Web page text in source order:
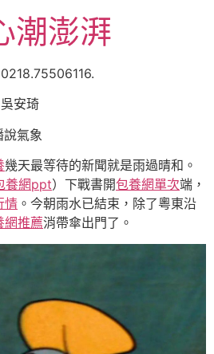
潮澎湃
安琦
說氣象
幾天最等待的新聞就是雨過晴和。
養網ppt）下戰書開包養網單次端，
情 。今朝雨水已結束，除了粵東沿
網推薦消帶傘出門了。